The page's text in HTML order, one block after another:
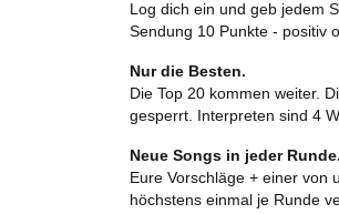
Log dich ein und geb jedem
Sendung 10 Punkte - positiv
Nur die Besten.
Die Top 20 kommen weiter.
gesperrt. Interpreten sind 4
Neue Songs in jeder Runde.
Eure Vorschläge + einer von
höchstens einmal je Runde